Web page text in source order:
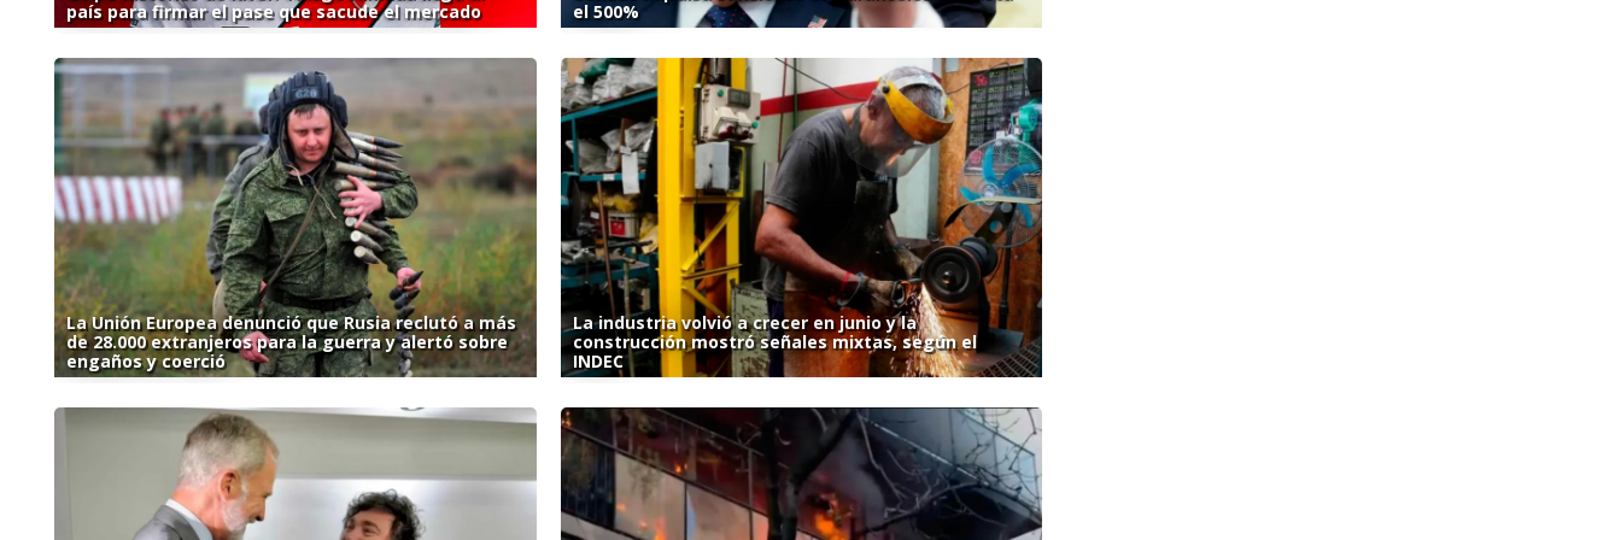
país para firmar el pase que sacude el mercado
el 500%
La Unión Europea denunció que Rusia reclutó a más
de 28.000 extranjeros para la guerra y alertó sobre
engaños y coerció
La industria volvió a crecer en junio y la
construcción mostró señales mixtas, según el
INDEC